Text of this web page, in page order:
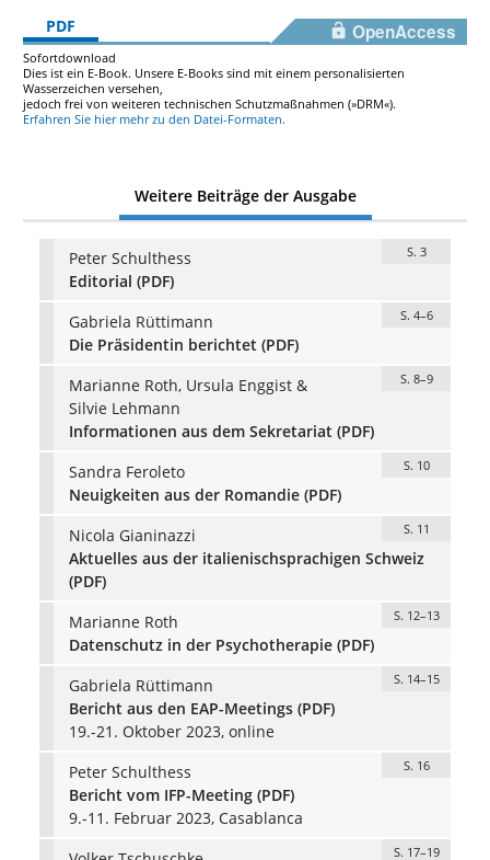
PDF OpenAccess
Sofortdownload
Dies ist ein E-Book. Unsere E-Books sind mit einem personalisierten
Wasserzeichen versehen,
jedoch frei von weiteren technischen Schutzmaßnahmen (»DRM«).
Erfahren Sie hier mehr zu den Datei-Formaten.
Weitere Beiträge der Ausgabe
Peter Schulthess S. 3
Editorial (PDF)
Gabriela Rüttimann
S. 4–6
Die Präsidentin berichtet (PDF)
Marianne Roth, Ursula Enggist &
Silvie Lehmann
S. 8–9
Informationen aus dem Sekretariat (PDF)
Sandra Feroleto
S. 10
Neuigkeiten aus der Romandie (PDF)
Nicola Gianinazzi
S. 11
Aktuelles aus der italienischsprachigen Schweiz
(PDF)
Marianne Roth
S. 12–13
Datenschutz in der Psychotherapie (PDF)
Gabriela Rüttimann
S. 14–15
Bericht aus den EAP-Meetings (PDF)
19.-21. Oktober 2023, online
Peter Schulthess
S. 16
Bericht vom IFP-Meeting (PDF)
9.-11. Februar 2023, Casablanca
S. 17–19